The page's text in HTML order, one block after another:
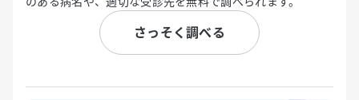
さっそく調べる